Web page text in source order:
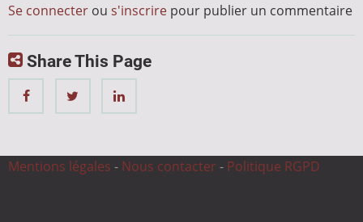
Se connecter ou s'inscrire pour publier un commentaire
Share This Page
Mentions légales - Nous contacter - Politique RGPD